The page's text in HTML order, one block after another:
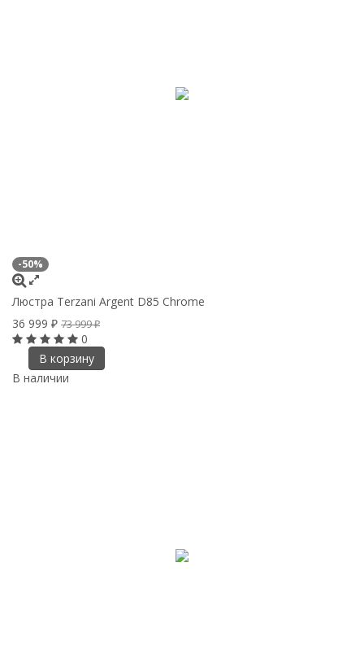
-50%
Люстра Terzani Argent D85 Chrome
36 999 ₽ 73 999₽
0
В корзину
В наличии